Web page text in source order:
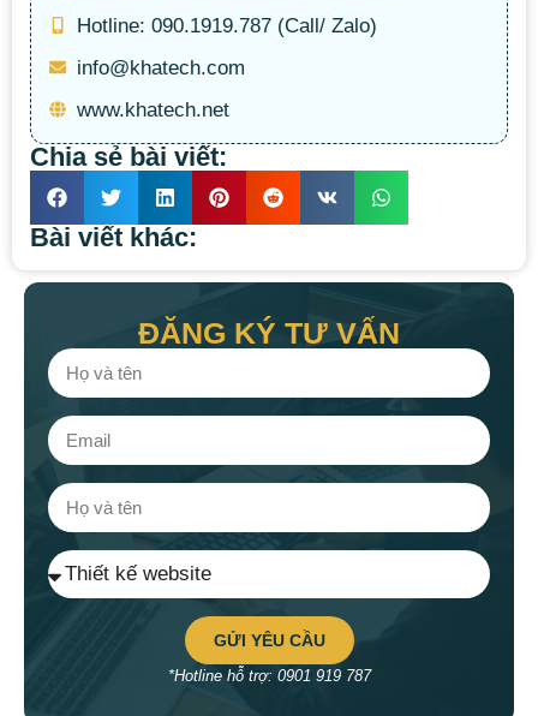
Hotline: 090.1919.787 (Call/ Zalo)
info@khatech.com
www.khatech.net
Chia sẻ bài viết:
Bài viết khác:
ĐĂNG KÝ TƯ VẤN
GỬI YÊU CẦU
*Hotline hỗ trợ: 0901 919 787